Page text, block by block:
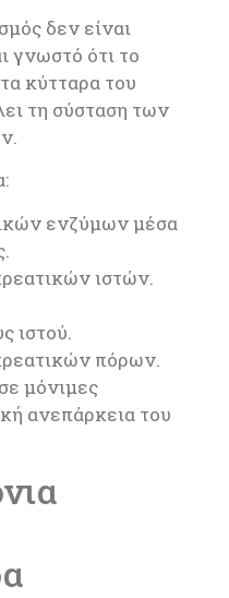
δεν είναι
γνωστό ότι το
κύτταρα του
τη σύσταση των
ενζύμων μέσα
ιστών.
ιστού.
πόρων.
μόνιμες
ανεπάρκεια του